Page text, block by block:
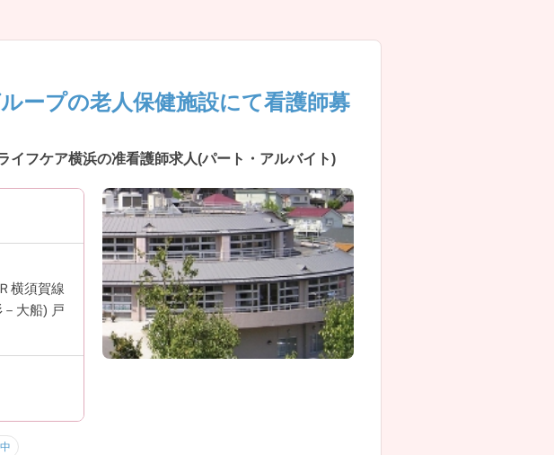
ープの老人保健施設にて看護師募
フケア横浜の准看護師求人(パート・アルバイト)
横須賀線
大船) 戸